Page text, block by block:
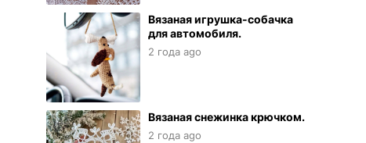
Вязаная игрушка-собачка
для автомобиля.
2 года ago
Вязаная снежинка крючком.
2 года ago